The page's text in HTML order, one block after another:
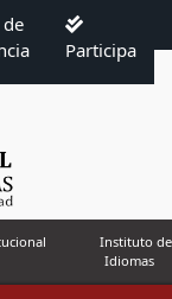
Participa
Instituto de
Idiomas